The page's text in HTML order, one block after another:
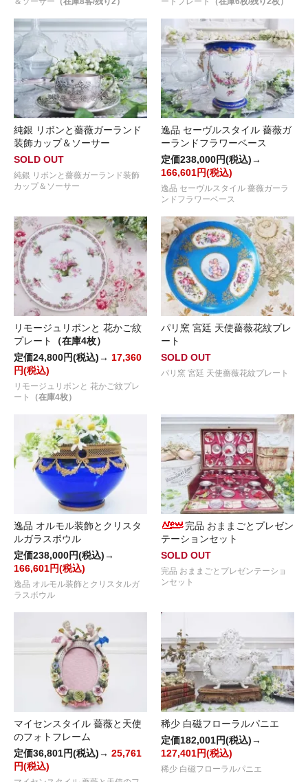
純銀 リボンと薔薇ガーランド
装飾カップ＆ソーサー
SOLD OUT
純銀 リボンと薔薇ガーランド装飾
カップ＆ソーサー
逸品 セーヴルスタイル 薔薇ガ
ーランドフラワーベース
定価238,000円(税込)→
166,601円(税込)
逸品 セーヴルスタイル 薔薇ガーラ
ンドフラワーベース
リモージュリボンと 花かご紋
プレート
（在庫4枚）
定価24,800円(税込)→ 17,360
円(税込)
リモージュリボンと 花かご紋プレ
ート
（在庫4枚）
パリ窯 宮廷 天使薔薇花紋プレ
ート
SOLD OUT
パリ窯 宮廷 天使薔薇花紋プレート
逸品 オルモル装飾とクリスタ
ルガラスボウル
定価238,000円(税込)→
166,601円(税込)
逸品 オルモル装飾とクリスタルガ
ラスボウル
完品 おままごとプレゼン
テーションセット
SOLD OUT
完品 おままごとプレゼンテーショ
ンセット
マイセンスタイル 薔薇と天使
のフォトフレーム
定価36,801円(税込)→ 25,761
円(税込)
稀少 白磁フローラルパニエ
定価182,001円(税込)→
127,401円(税込)
稀少 白磁フローラルパニエ